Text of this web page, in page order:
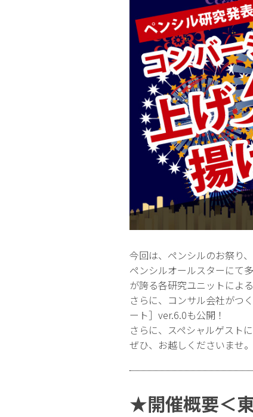
今回は、ペンシルのお祭り
ペンシルオールスターにて
が誇る各研究ユニットによ
さらに、コンサル会社がつ
ート］ver.6.0も公開！
さらに、スペシャルゲスト
ぜひ、お越しくださいませ。
★開催概要＜